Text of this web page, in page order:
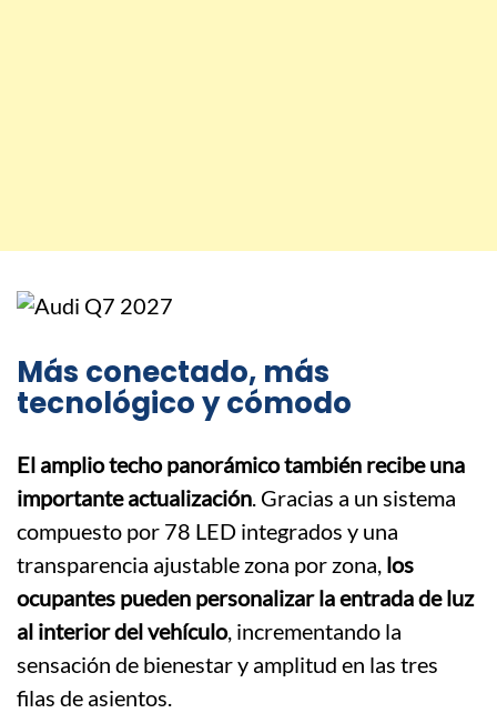
Más conectado, más
tecnológico y cómodo
El amplio techo panorámico también recibe una
importante actualización. Gracias a un sistema
compuesto por 78 LED integrados y una
transparencia ajustable zona por zona, los
ocupantes pueden personalizar la entrada de luz
al interior del vehículo, incrementando la
sensación de bienestar y amplitud en las tres
filas de asientos.